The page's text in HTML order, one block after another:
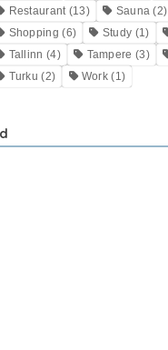
Restaurant (13) Sauna (2)
Shopping (6) Study (1)
Tallinn (4) Tampere (3)
Turku (2) Work (1)